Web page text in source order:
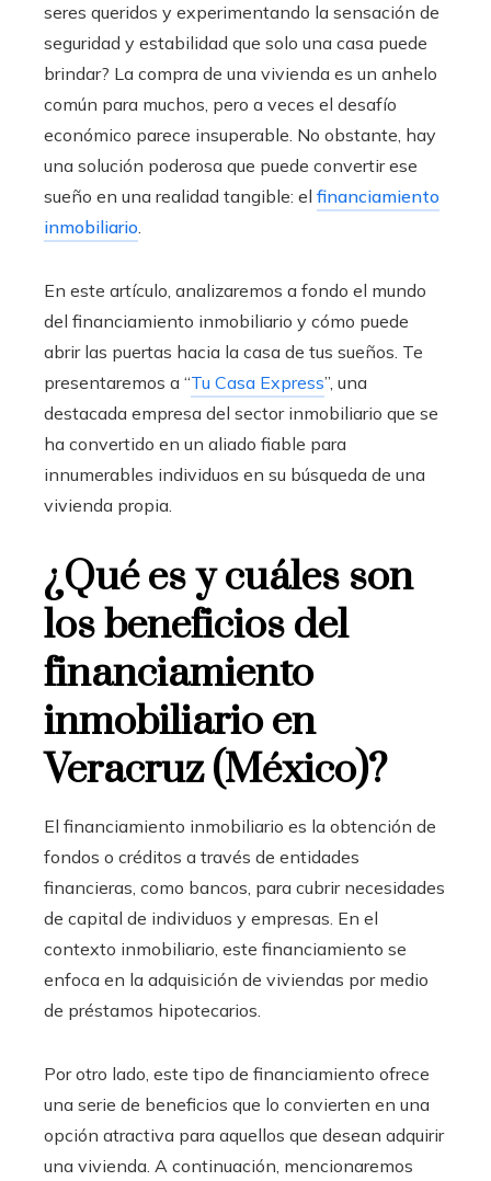
seres queridos y experimentando la sensación de
seguridad y estabilidad que solo una casa puede
brindar? La compra de una vivienda es un anhelo
común para muchos, pero a veces el desafío
económico parece insuperable. No obstante, hay
una solución poderosa que puede convertir ese
sueño en una realidad tangible: el financiamiento
inmobiliario.
En este artículo, analizaremos a fondo el mundo
del financiamiento inmobiliario y cómo puede
abrir las puertas hacia la casa de tus sueños. Te
presentaremos a “Tu Casa Express”, una
destacada empresa del sector inmobiliario que se
ha convertido en un aliado fiable para
innumerables individuos en su búsqueda de una
vivienda propia.
¿Qué es y cuáles son
los beneficios del
financiamiento
inmobiliario en
Veracruz (México)?
El financiamiento inmobiliario es la obtención de
fondos o créditos a través de entidades
financieras, como bancos, para cubrir necesidades
de capital de individuos y empresas. En el
contexto inmobiliario, este financiamiento se
enfoca en la adquisición de viviendas por medio
de préstamos hipotecarios.
Por otro lado, este tipo de financiamiento ofrece
una serie de beneficios que lo convierten en una
opción atractiva para aquellos que desean adquirir
una vivienda. A continuación, mencionaremos